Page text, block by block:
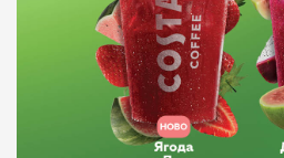
ПРОМОЦИИ
НОВИНИ